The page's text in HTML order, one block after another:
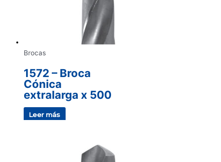
Brocas
1572 – Broca
Cónica
extralarga x 500
Leer más